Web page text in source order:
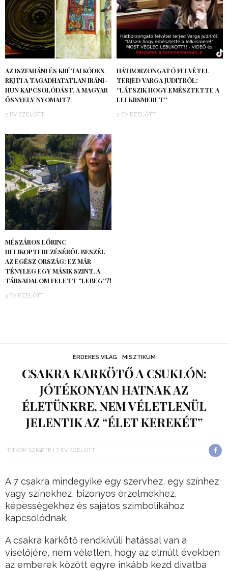
AZ ISZFAHÁNI ÉS KRÉTAI KÓDEX
REJTI A TAGADHATATLAN IRÁNI-
HUN KAPCSOLÓDÁST, A MAGYAR
ŐSNYELV NYOMAIT?
2 ÉV EZELŐTT
HÁTBORZONGATÓ FELVÉTEL
TERJED VARGA JUDITRÓL:
“LÁTSZIK HOGY EMÉSZTETTE A
LELKIISMERET”
2 ÉV EZELŐTT
MÉSZÁROS LŐRINC
HELIKOPTEREZÉSÉRŐL BESZÉL
AZ EGÉSZ ORSZÁG: EZ MÁR
TÉNYLEG EGY MÁSIK SZINT, A
TÁRSADALOM FELETT “LEBEG”?!
3 ÉV EZELŐTT
ÉRDEKES VILÁG MISZTIKUM
CSAKRA KARKÖTŐ A CSUKLÓN:
JÓTÉKONYAN HATNAK AZ
ÉLETÜNKRE, NEM VÉLETLENÜL
JELENTIK AZ “ÉLET KEREKÉT”
TITKOK SZIGETE 7 ÉV EZELŐTT
A 7 csakra mindegyike egy szervhez, egy színhez
vagy színekhez, bizonyos érzelmekhez,
képességekhez és sajátos szimbolikához
kapcsolódnak.
A csakra karkötő rendkívüli hatással van a
viselőjére, nem véletlen, hogy az elmúlt években
az emberek között egyre inkább kezd divatba